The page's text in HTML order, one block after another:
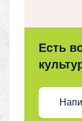
Есть